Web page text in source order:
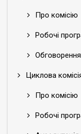
Про комісію
Робочі
Обговорення
Циклова
Про комісію
Робочі